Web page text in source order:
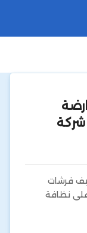
40% – شركة
فرشات
نظافة